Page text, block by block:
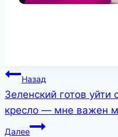
Навигация
по
записям
Назад
Зеленский готов уйти
кресло — мне важен
Далее